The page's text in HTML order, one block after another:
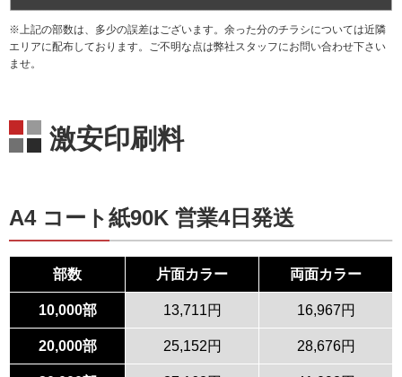
※上記の部数は、多少の誤差はございます。余った分のチラシについては近隣
エリアに配布しております。ご不明な点は弊社スタッフにお問い合わせ下さい
ませ。
激安印刷料
A4 コート紙90K 営業4日発送
部数 片面カラー 両面カラー
10,000部 13,711円 16,967円
20,000部 25,152円 28,676円